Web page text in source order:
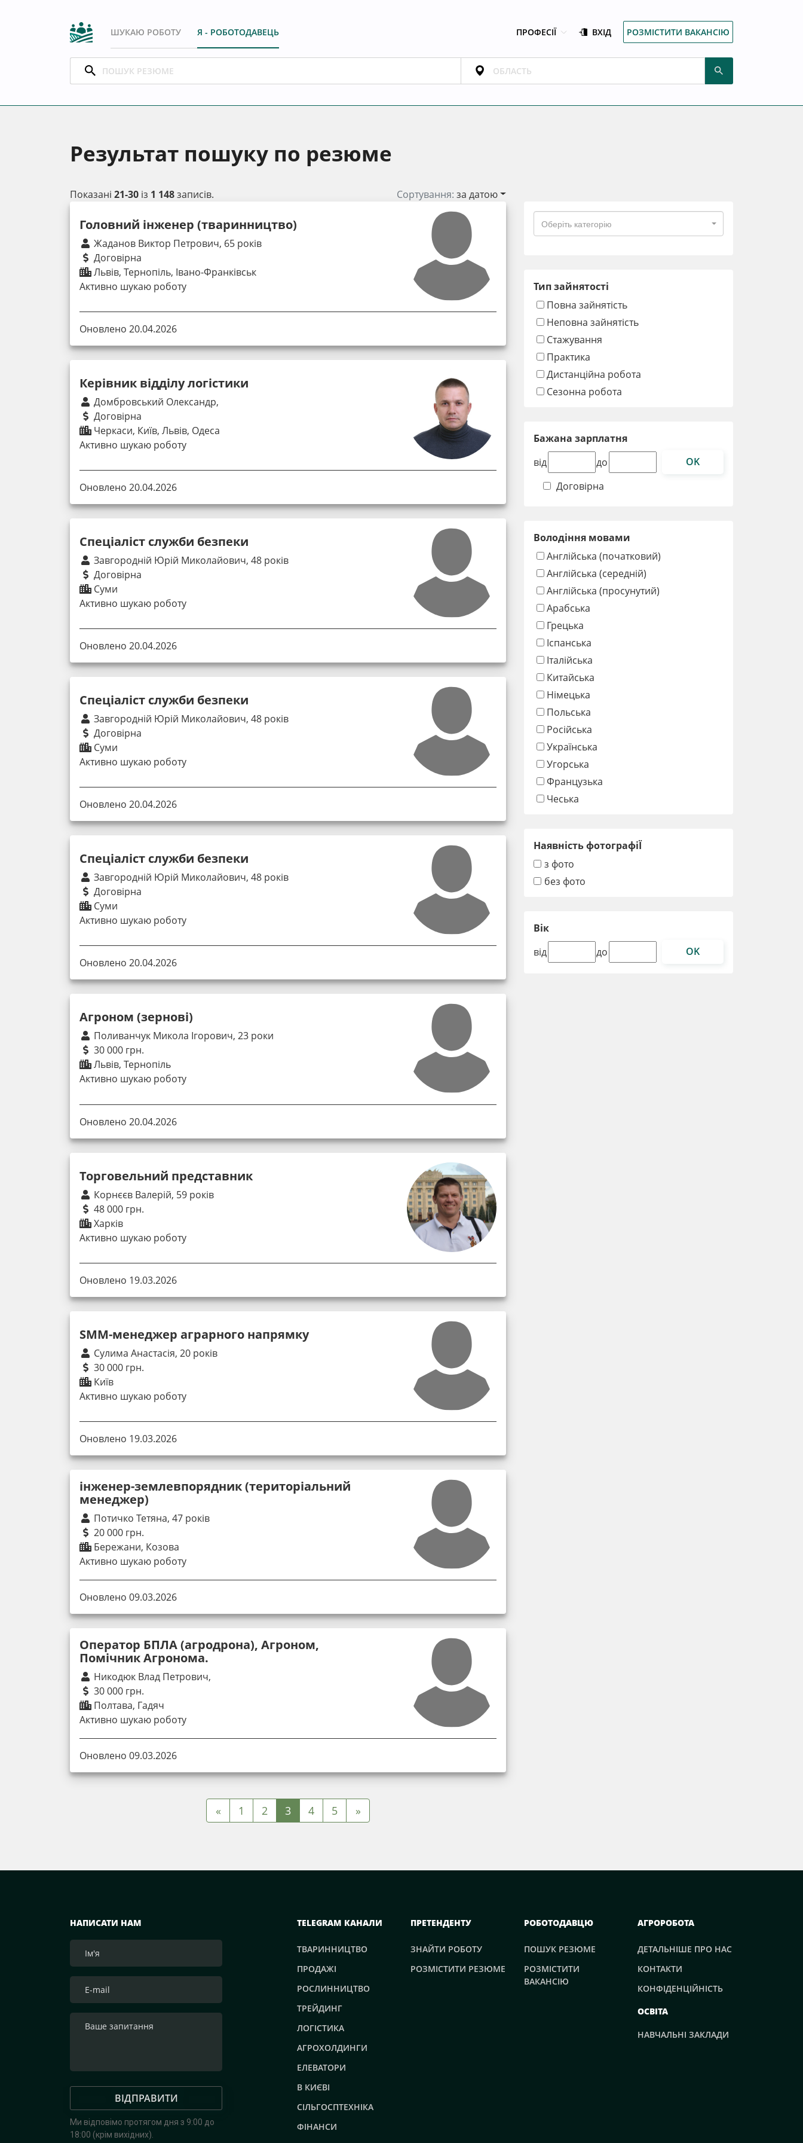
ШУКАЮ РОБОТУ Я - РОБОТОДАВЕЦЬ ПРОФЕСІЇ ВХІД РОЗМІСТИТИ ВАКАНСІЮ
Результат пошуку по резюме
Показані 21-30 із 1 148записів. Сортування:за датою
Головний інженер (тваринництво)
Жаданов Виктор Петрович, 65 років
Договірна
Львів, Тернопіль, Івано-Франківськ
Активно шукаю роботу
Оновлено 20.04.2026
Керівник відділу логістики
Домбровський Олександр,
Договірна
Черкаси, Київ, Львів, Одеса
Активно шукаю роботу
Оновлено 20.04.2026
Спеціаліст служби безпеки
Завгородній Юрій Миколайович, 48 років
Договірна
Суми
Активно шукаю роботу
Оновлено 20.04.2026
Спеціаліст служби безпеки
Завгородній Юрій Миколайович, 48 років
Договірна
Суми
Активно шукаю роботу
Оновлено 20.04.2026
Спеціаліст служби безпеки
Завгородній Юрій Миколайович, 48 років
Договірна
Суми
Активно шукаю роботу
Оновлено 20.04.2026
Агроном (зернові)
Поливанчук Микола Ігорович, 23 роки
30 000 грн.
Львів, Тернопіль
Активно шукаю роботу
Оновлено 20.04.2026
Торговельний представник
Корнєєв Валерій, 59 років
48 000 грн.
Харків
Активно шукаю роботу
Оновлено 19.03.2026
SMM-менеджер аграрного напрямку
Сулима Анастасія, 20 років
30 000 грн.
Київ
Активно шукаю роботу
Оновлено 19.03.2026
інженер-землевпорядник (територіальний
менеджер)
Потичко Тетяна, 47 років
20 000 грн.
Бережани, Козова
Активно шукаю роботу
Оновлено 09.03.2026
Оператор БПЛА (агродрона), Агроном,
Помічник Агронома.
Никодюк Влад Петрович,
30 000 грн.
Полтава, Гадяч
Активно шукаю роботу
Оновлено 09.03.2026
« 1 2 3 4 5 »
Оберіть категорію
Тип зайнятості
Повна зайнятість
Неповна зайнятість
Стажування
Практика
Дистанційна робота
Сезонна робота
Бажана зарплатня
від
до
OK
Договірна
Володіння мовами
Англійська (початковий)
Англійська (середній)
Англійська (просунутий)
Арабська
Грецька
Іспанська
Італійська
Китайська
Німецька
Польська
Російська
Українська
Угорська
Французька
Чеська
Наявність фотографіЇ
з фото
без фото
Вік
від
до OK
НАПИСАТИ НАМ
ВІДПРАВИТИ
Ми відповімо протягом дня з 9:00 до
18:00 (крім вихідних).
TELEGRAM КАНАЛИ
ТВАРИННИЦТВО
ПРОДАЖІ
РОСЛИННИЦТВО
ТРЕЙДИНГ
ЛОГІСТИКА
АГРОХОЛДИНГИ
ЕЛЕВАТОРИ
В КИЄВІ
СІЛЬГОСПТЕХНІКА
ФІНАНСИ
ПРЕТЕНДЕНТУ
ЗНАЙТИ РОБОТУ
РОЗМІСТИТИ РЕЗЮМЕ
РОБОТОДАВЦЮ
ПОШУК РЕЗЮМЕ
РОЗМІСТИТИ
ВАКАНСІЮ
АГРОРОБОТА
ДЕТАЛЬНІШЕ ПРО НАС
КОНТАКТИ
КОНФІДЕНЦІЙНІСТЬ
ОСВІТА
НАВЧАЛЬНІ ЗАКЛАДИ